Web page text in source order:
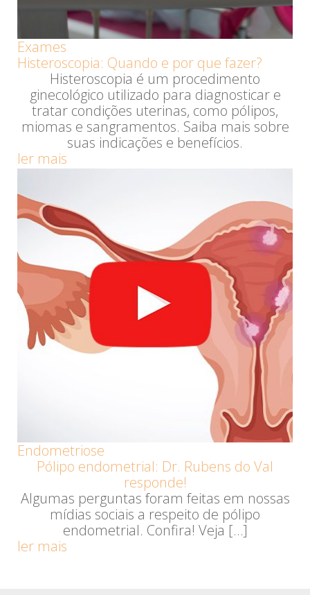
Exames
Histeroscopia: Quando e por que fazer?
Histeroscopia é um procedimento
ginecológico utilizado para diagnosticar e
tratar condições uterinas, como pólipos,
miomas e sangramentos. Saiba mais sobre
suas indicações e benefícios.
ler mais
Endometriose
Pólipo endometrial: Dr. Rubens do Val
responde!
Algumas perguntas foram feitas em nossas
mídias sociais a respeito de pólipo
endometrial. Confira! Veja […]
ler mais